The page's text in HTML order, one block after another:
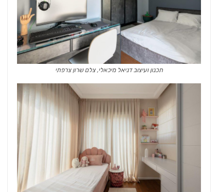
תכנון ועיצוב דניאל מיכאלי, צלם שרון צרפתי